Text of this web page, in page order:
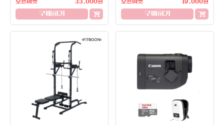
오픈마켓 33,000원
구매하기
오픈마켓 19,000원
구매하기